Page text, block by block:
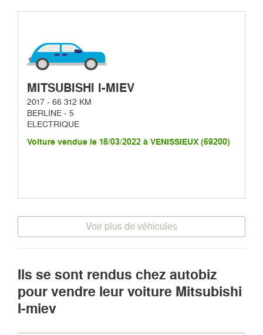
MITSUBISHI I-MIEV
2017 - 66 312 KM
BERLINE - 5
ELECTRIQUE
Voiture vendue le 18/03/2022 à VENISSIEUX (69200)
Voir plus de véhicules
Ils se sont rendus chez autobiz
pour vendre leur voiture Mitsubishi
I-miev